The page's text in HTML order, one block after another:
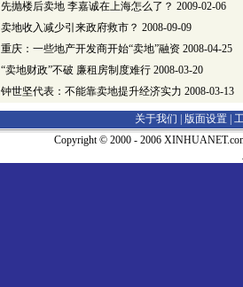
先抛楼后卖地 李嘉诚在上海怎么了？ 2009-02-06
卖地收入减少引来政府救市？ 2008-09-09
重庆：一些地产开发商开始“卖地”融资 2008-04-25
“卖地财政”不破 廉租房制度难行 2008-03-20
钟世坚代表：不能靠卖地提升经济实力 2008-03-13
关于我们 | 版面设置
Copyright © 2000 - 2006